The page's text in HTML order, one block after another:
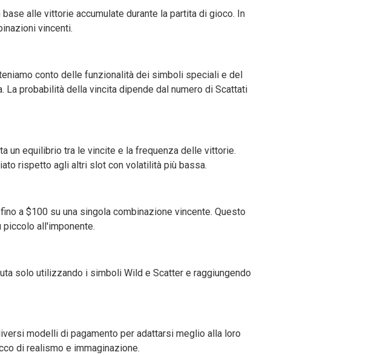
alle vittorie accumulate durante la partita di gioco. In
vincenti.
conto delle funzionalità dei simboli speciali e del
probabilità della vincita dipende dal numero di Scattati
un equilibrio tra le vincite e la frequenza delle vittorie.
rispetto agli altri slot con volatilità più bassa.
a $100 su una singola combinazione vincente. Questo
all'imponente.
solo utilizzando i simboli Wild e Scatter e raggiungendo
modelli di pagamento per adattarsi meglio alla loro
di realismo e immaginazione.